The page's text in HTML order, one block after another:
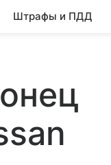
Штрафы и ПДД